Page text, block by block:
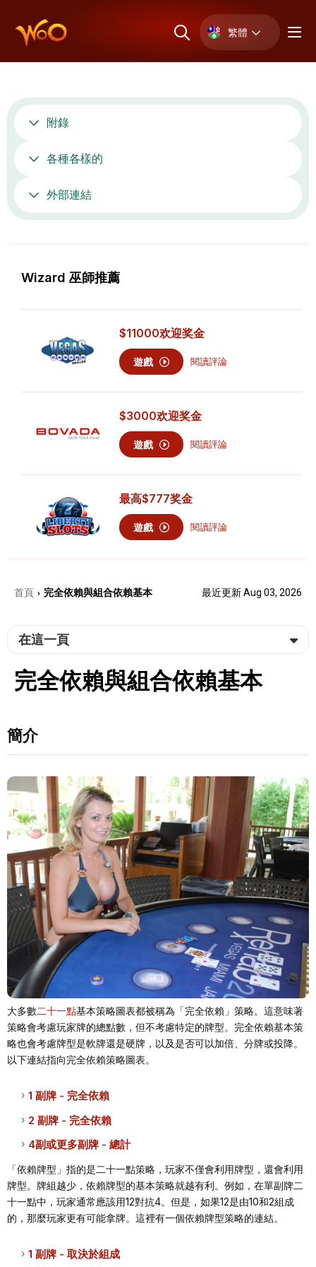
繁體
附錄
各種各樣的
外部連結
Wizard 巫師推薦
$11000欢迎奖金
遊戲 閱讀評論
$3000欢迎奖金
遊戲 閱讀評論
最高$777奖金
遊戲 閱讀評論
首頁 › 完全依賴與組合依賴基本 最近更新 Aug 03, 2026
在這一頁
完全依賴與組合依賴基本
簡介
大多數二十一點基本策略圖表都被稱為「完全依賴」策略。這意味著
策略會考慮玩家牌的總點數，但不考慮特定的牌型。完全依賴基本策
略也會考慮牌型是軟牌還是硬牌，以及是否可以加倍、分牌或投降。
以下連結指向完全依賴策略圖表。
1 副牌 - 完全依賴
2 副牌 - 完全依賴
4副或更多副牌 - 總計
「依賴牌型」指的是二十一點策略，玩家不僅會利用牌型，還會利用
牌型。牌組越少，依賴牌型的基本策略就越有利。例如，在單副牌二
十一點中，玩家通常應該用12對抗4。但是，如果12是由10和2組成
的，那麼玩家更有可能拿牌。這裡有一個依賴牌型策略的連結。
1 副牌 - 取決於組成